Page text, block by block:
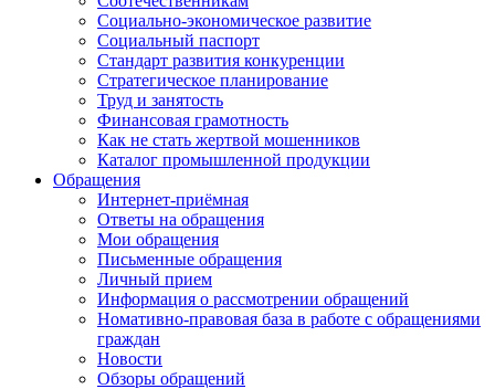
Социально-экономическое развитие
Социальный паспорт
Стандарт развития конкуренции
Стратегическое планирование
Труд и занятость
Финансовая грамотность
Как не стать жертвой мошенников
Каталог промышленной продукции
Обращения
Интернет-приёмная
Ответы на обращения
Мои обращения
Письменные обращения
Личный прием
Информация о рассмотрении обращений
Номативно-правовая база в работе с обращениями
граждан
Новости
Обзоры обращений